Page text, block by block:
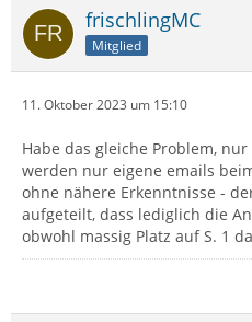
frischlingMC
Mitglied
11. Oktober 2023 um 15:10
Habe das gleiche Problem,
werden nur eigene emails
ohne nähere Erkenntnisse -
aufgeteilt, dass lediglich die
obwohl massig Platz auf S. 1